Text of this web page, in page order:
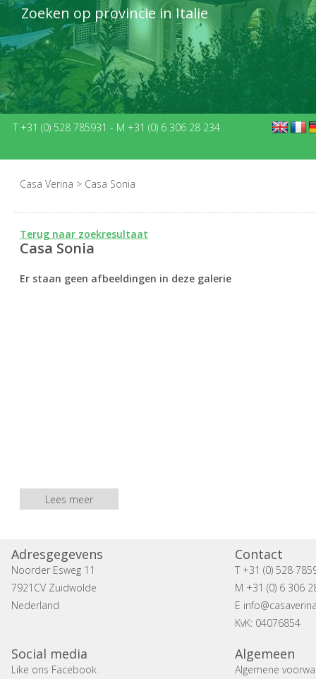
Zoeken op provincie in Italie
T +31 (0) 528 785931 - M +31 (0) 6 306 28 234
Casa Verina > Casa Sonia
Terug naar zoekresultaat
Casa Sonia
Er staan geen afbeeldingen in deze galerie
Lees meer
Adresgegevens
Noorder Esweg 11
7921CV Zuidwolde
Nederland
Contact
T +31 (0) 528
M +31 (0) 6 306
E
KvK: 04076854
Social media
Like ons Facebook
Algemeen
Algemene